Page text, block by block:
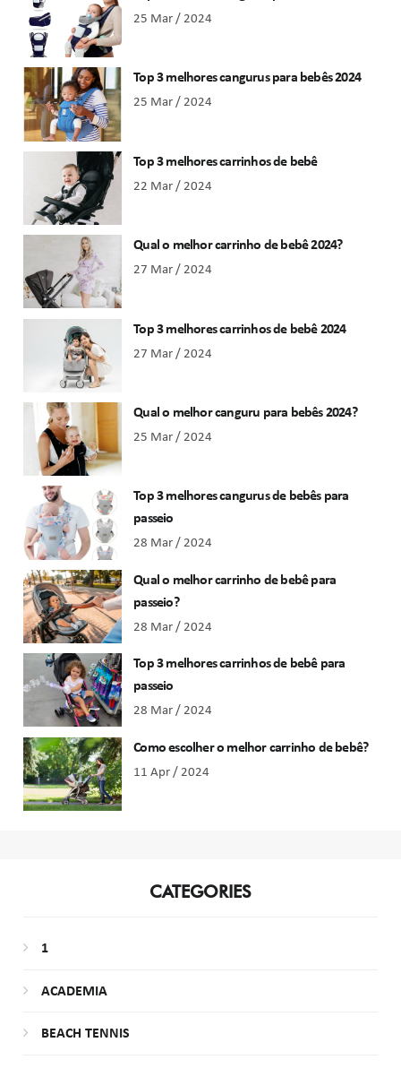
25 Mar / 2024
Top 3 melhores cangurus para bebês 2024
25 Mar / 2024
Top 3 melhores carrinhos de bebê
22 Mar / 2024
Qual o melhor carrinho de bebê 2024?
27 Mar / 2024
Top 3 melhores carrinhos de bebê 2024
27 Mar / 2024
Qual o melhor canguru para bebês 2024?
25 Mar / 2024
Top 3 melhores cangurus de bebês para
passeio
28 Mar / 2024
Qual o melhor carrinho de bebê para
passeio?
28 Mar / 2024
Top 3 melhores carrinhos de bebê para
passeio
28 Mar / 2024
Como escolher o melhor carrinho de bebê?
11 Apr / 2024
CATEGORIES
1
ACADEMIA
BEACH TENNIS